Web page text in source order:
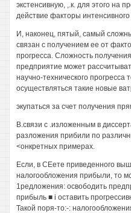
экстенсивную, ,.к. для этого на
действие факторы интенсивного
И, наконец, пятый, самый
связан с получением ее от
прогресса. Сложность
предприятие может
научно-технического прогресса
осуществляться такие новые
экупаться за счет получения
В.связи с .изложенным в
разложения прибили по
<онкретных примерах.
Если, в СЕете приведенного
налогообложения прибыли, то
1редложения: освободить
прибыль ■ i оставить
Такой поря-то:-: